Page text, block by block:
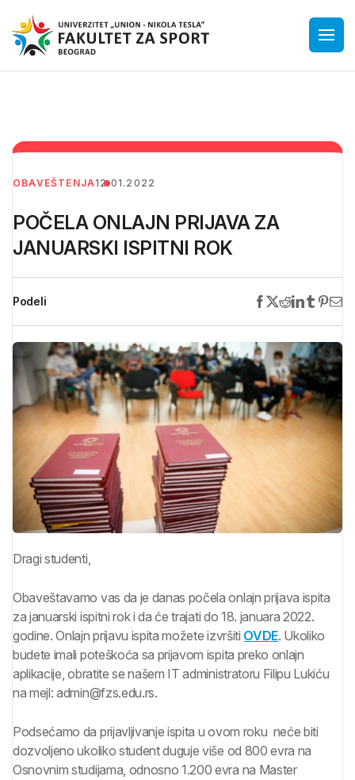
OBAVEŠTENJA12.01.2022
POČELA ONLAJN PRIJAVA ZA
JANUARSKI ISPITNI ROK
Podeli
Dragi studenti,
Obaveštavamo vas da je danas počela onlajn prijava ispita
za januarski ispitni rok i da će trajati do 18. januara 2022.
godine. Onlajn prijavu ispita možete izvršiti OVDE. Ukoliko
budete imali poteškoća sa prijavom ispita preko onlajn
aplikacije, obratite se našem IT administratoru Filipu Lukiću
na mejl: admin@fzs.edu.rs.
Podsećamo da prijavljivanje ispita u ovom roku neće biti
dozvoljeno ukoliko student duguje više od 800 evra na
Osnovnim studijama, odnosno 1.200 evra na Master